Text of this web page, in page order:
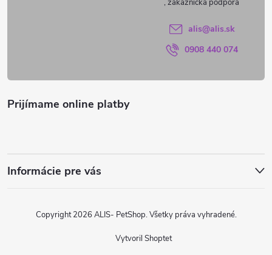
alis@alis.sk
0908 440 074
Prijímame online platby
Informácie pre vás
Vytvoril Shoptet
Copyright 2026 ALIS- PetShop. Všetky práva vyhradené.